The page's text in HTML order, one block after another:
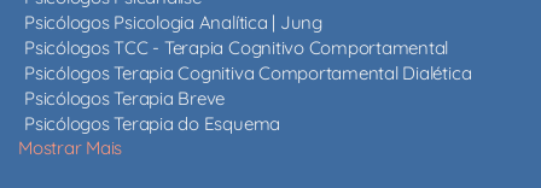
Psicólogos Psicologia Analítica | Jung
Psicólogos TCC - Terapia Cognitivo Comportamental
Psicólogos Terapia Cognitiva Comportamental Dialética
Psicólogos Terapia Breve
Psicólogos Terapia do Esquema
Mostrar Mais